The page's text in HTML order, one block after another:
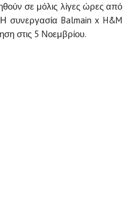
σε μόλις λίγες ώρες από
συνεργασία Balmain x H&M
στις 5 Νοεμβρίου.